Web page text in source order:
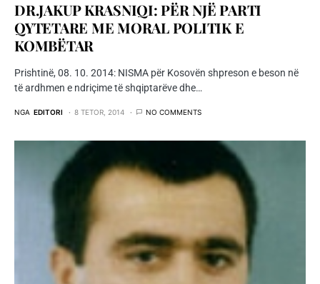
DR.JAKUP KRASNIQI: PËR NJË PARTI
QYTETARE ME MORAL POLITIK E
KOMBËTAR
Prishtinë, 08. 10. 2014: NISMA për Kosovën shpreson e beson në
të ardhmen e ndriçime të shqiptarëve dhe…
NGA EDITORI 8 TETOR, 2014 NO COMMENTS